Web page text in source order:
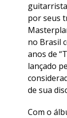
por seus
no Brasil
anos de
lançado
de sua
Com o